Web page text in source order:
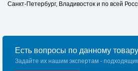
Санкт-Петербург, Владивосток и по всей
Есть вопросы по данному
Задайте их нашим экспертам -